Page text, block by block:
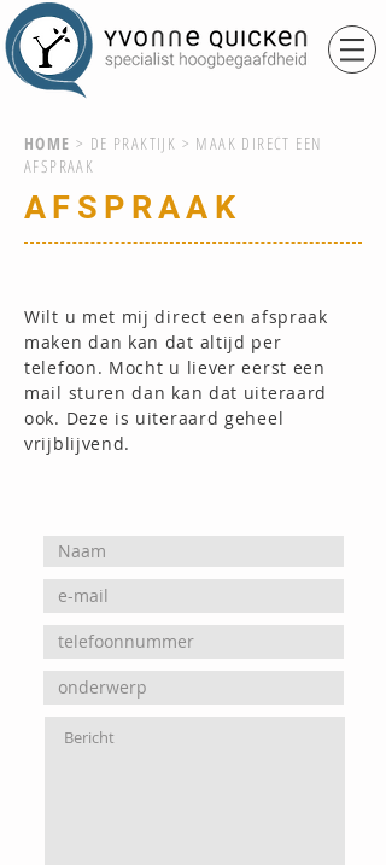
HOME > DE PRAKTIJK > MAAK DIRECT EEN
AFSPRAAK
AFSPRAAK
Wilt u met mij direct een afspraak
maken dan kan dat altijd per
telefoon. Mocht u liever eerst een
mail sturen dan kan dat uiteraard
ook. Deze is uiteraard geheel
vrijblijvend.